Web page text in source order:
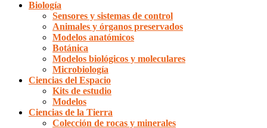
Biología
Sensores y sistemas de control
Animales y órganos preservados
Modelos anatómicos
Botánica
Modelos biológicos y moleculares
Microbiología
Ciencias del Espacio
Kits de estudio
Modelos
Ciencias de la Tierra
Colección de rocas y minerales